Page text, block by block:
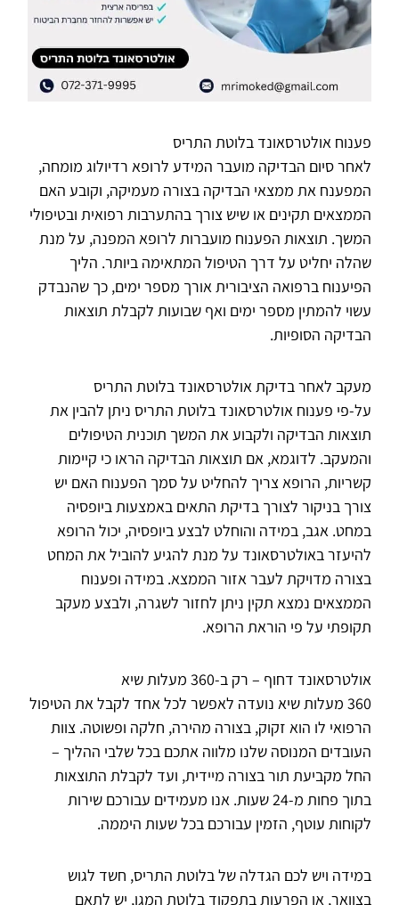
פענוח אולטרסאונד בלוטת התריס
לאחר סיום הבדיקה מועבר המידע לרופא רדיולוג מומחה,
המפענח את ממצאי הבדיקה בצורה מעמיקה, וקובע האם
הממצאים תקינים או שיש צורך בהתערבות רפואית ובטיפולי
המשך. תוצאות הפענוח מועברות לרופא המפנה, על מנת
שהלה יחליט על דרך הטיפול המתאימה ביותר. הליך
הפיענוח ברפואה הציבורית אורך מספר ימים, כך שהנבדק
עשוי להמתין מספר ימים ואף שבועות לקבלת תוצאות
הבדיקה הסופיות.
מעקב לאחר בדיקת אולטרסאונד בלוטת התריס
על-פי פענוח אולטרסאונד בלוטת התריס ניתן להבין את
תוצאות הבדיקה ולקבוע את המשך תוכנית הטיפולים
והמעקב. לדוגמא, אם תוצאות הבדיקה הראו כי קיימות
קשריות, הרופא צריך להחליט על סמך הפענוח האם יש
צורך בניקור לצורך בדיקת התאים באמצעות ביופסיה
במחט. אגב, במידה והוחלט לבצע ביופסיה, יכול הרופא
להיעזר באולטרסאונד על מנת להגיע להוביל את המחט
בצורה מדויקת לעבר אזור הממצא. במידה ופענוח
הממצאים נמצא תקין ניתן לחזור לשגרה, ולבצע מעקב
תקופתי על פי הוראת הרופא.
אולטרסאונד דחוף – רק ב-360 מעלות שיא
360 מעלות שיא נועדה לאפשר לכל אחד לקבל את הטיפול
הרפואי לו הוא זקוק, בצורה מהירה, חלקה ופשוטה. צוות
העובדים המנוסה שלנו מלווה אתכם בכל שלבי ההליך –
החל מקביעת תור בצורה מיידית, ועד לקבלת התוצאות
בתוך פחות מ-24 שעות. אנו מעמידים עבורכם שירות
לקוחות עוטף, הזמין עבורכם בכל שעות היממה.
במידה ויש לכם הגדלה של בלוטת התריס, חשד לגוש
בצוואר, או הפרעות בתפקוד בלוטת המגן, יש לתאם